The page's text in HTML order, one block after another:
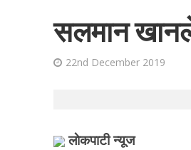
सलमान
22nd December 2019
लाेकपाटी न्यूज